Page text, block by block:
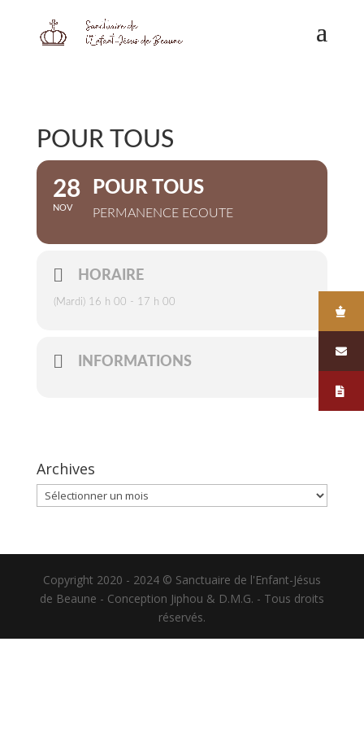
POUR TOUS
28
NOV
POUR TOUS
PERMANENCE ECOUTE
HORAIRE
(Mardi) 16 h 00 - 17 h 00
INFORMATIONS
Archives
Archives
Copyright 2020 - 2024 © Sanctuaire de l'Enfant-Jésus
de Beaune - Conception Jiphou & D.M.G. - Tous droits
réservés.